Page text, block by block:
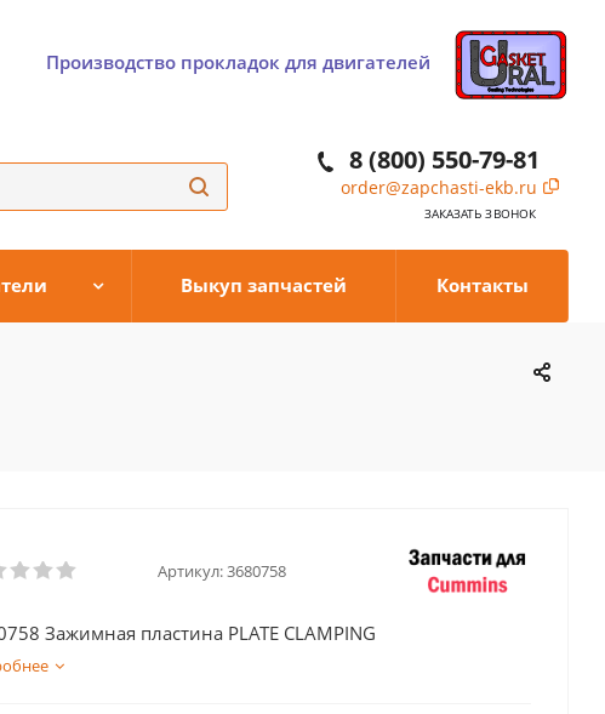
Производство прокладок для двигателей
8 (800) 550-79-81
order@zapchasti-ekb.ru
ЗАКАЗАТЬ ЗВОНОК
Выкуп запчастей Контакты
Артикул:3680758
Зажимная пластина PLATE CLAMPING